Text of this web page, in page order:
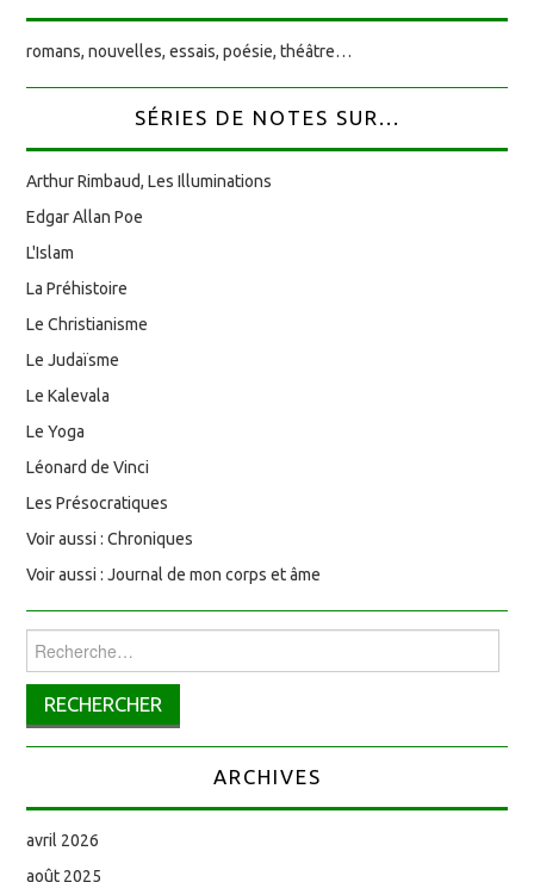
romans, nouvelles, essais, poésie, théâtre…
SÉRIES DE NOTES SUR...
Arthur Rimbaud, Les Illuminations
Edgar Allan Poe
L'Islam
La Préhistoire
Le Christianisme
Le Judaïsme
Le Kalevala
Le Yoga
Léonard de Vinci
Les Présocratiques
Voir aussi : Chroniques
Voir aussi : Journal de mon corps et âme
Rechercher :
ARCHIVES
avril 2026
août 2025